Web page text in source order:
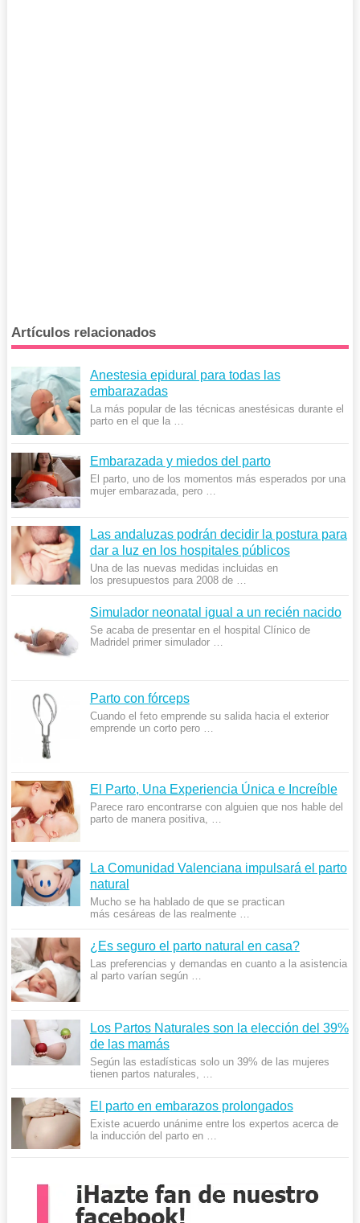
Artículos relacionados
Anestesia epidural para todas las
embarazadas
La más popular de las técnicas anestésicas durante el
parto en el que la …
Embarazada y miedos del parto
El parto, uno de los momentos más esperados por una
mujer embarazada, pero …
Las andaluzas podrán decidir la postura para
dar a luz en los hospitales públicos
Una de las nuevas medidas incluidas en
los presupuestos para 2008 de …
Simulador neonatal igual a un recién nacido
Se acaba de presentar en el hospital Clínico de
Madridel primer simulador …
Parto con fórceps
Cuando el feto emprende su salida hacia el exterior
emprende un corto pero …
El Parto, Una Experiencia Única e Increíble
Parece raro encontrarse con alguien que nos hable del
parto de manera positiva, …
La Comunidad Valenciana impulsará el parto
natural
Mucho se ha hablado de que se practican
más cesáreas de las realmente …
¿Es seguro el parto natural en casa?
Las preferencias y demandas en cuanto a la asistencia
al parto varían según …
Los Partos Naturales son la elección del 39%
de las mamás
Según las estadísticas solo un 39% de las mujeres
tienen partos naturales, …
El parto en embarazos prolongados
Existe acuerdo unánime entre los expertos acerca de
la inducción del parto en …